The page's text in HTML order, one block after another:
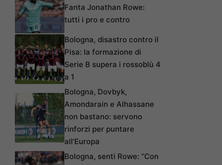
Fanta Jonathan Rowe:
tutti i pro e contro
Bologna, disastro contro il
Pisa: la formazione di
Serie B supera i rossoblù 4
a 1
Bologna, Dovbyk,
Amondarain e Alhassane
non bastano: servono
rinforzi per puntare
all’Europa
Bologna, senti Rowe: “Con